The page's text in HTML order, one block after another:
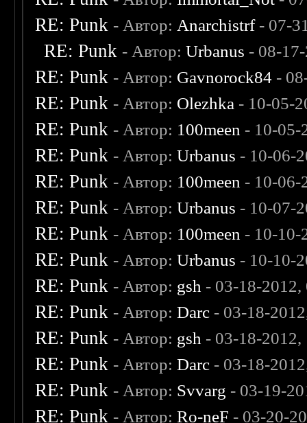
RE: Punk - Автор: Anarchistrf- 07-
RE: Punk - Автор:Urbanus - 08-
RE: Punk - Автор: Gavnorock84 -
RE: Punk - Автор: Olezhka - 10-05-
RE: Punk - Автор: 100meen - 10-05-
RE: Punk - Автор:Urbanus - 10-06-
RE: Punk - Автор: 100meen - 10-06-
RE: Punk - Автор:Urbanus - 10-07-
RE: Punk - Автор: 100meen - 10-10-
RE: Punk - Автор:Urbanus - 10-10-
RE: Punk - Автор: gsh - 03-18-
RE: Punk - Автор:Darc - 03-18-
RE: Punk - Автор: gsh - 03-18-
RE: Punk - Автор:Darc - 03-18-
RE: Punk - Автор: Svvarg - 03-19-
RE: Punk - Автор:Ro-neF - 03-20-